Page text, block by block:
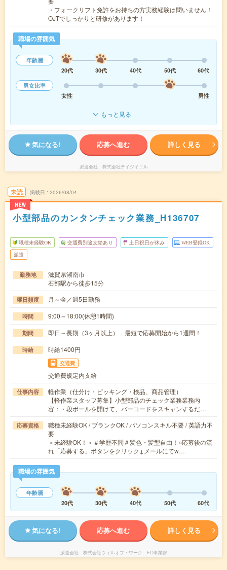
・フォークリフト免許をお持ちの方実務経験は問いません！
OJTでしっかりと研修があります！
職場の雰囲気
年齢層
20代
30代 40代 50代
60代
男女比率
女性
男性
もっと見る
気になる! 応募へ進む 詳しく見る
派遣会社 株式会社テイジイエル
未読
NEW
掲載日 2026/08/04
小型部品のカンタンチェック業務_H136707
職種未経験OK 交通費別途支給あり 土日祝日が休み WEB登録OK
派遣
勤務地
滋賀県湖南市
石部駅から徒歩15分
曜日頻度 月～金／週5日勤務
時間 9:00～18:00(休憩1時間)
期間 即日～長期（3ヶ月以上） 最短で応募開始から1週間！
時給 時給1400円
交通費
交通費規定内支給
仕事内容
軽作業（仕分け・ピッキング・検品、商品管理）
【軽作業スタッフ募集】小型部品のチェック業務業務内
容：・段ボールを開けて、バーコードをスキャンするだ…
応募資格
職種未経験OK / ブランクOK / パソコンスキル不要 / 英語力不
要
＜未経験OK！＞＃学歴不問＃髪色・髪型自由！○応募後の流
れ「応募する」ボタンをクリック↓メールにてw…
職場の雰囲気
年齢層
20代
30代 40代 50代 60代
気になる! 応募へ進む 詳しく見る
派遣会社 株式会社ウィルオブ・ワーク FO事業部